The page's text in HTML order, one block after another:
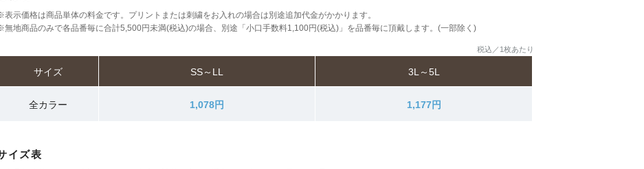
表示価格は商品単体の料金です。プリントまたは刺繍をお入れの場合は別途追加代金がかかります。
無地商品のみで各品番毎に合計5,500円未満(税込)の場合、別途「小口手数料1,100円(税込)」を品番毎に頂戴します。(一部除く)
税込／1枚あたり
サイズ SS～LL 3L～5L
全カラー 1,078円 1,177円
イズ表